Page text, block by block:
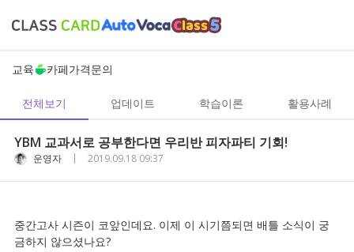
교육 카페가격문의
전체보기 업데이트 학습이론 활용사례
YBM 교과서로 공부한다면 우리반 피자파티 기회!
운영자 | 2019.09.18 09:37
중간고사 시즌이 코앞인데요. 이제 이 시기쯤되면 배틀 소식이 궁
금하지 않으셨나요?